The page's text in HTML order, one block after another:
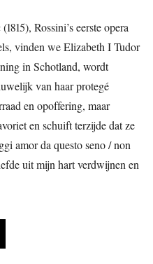
(1815), Rossini’s eerste opera
vinden we Elizabeth I Tudor
in Schotland, wordt
van haar protegé
en opoffering, maar
en schuift terzijde dat ze
amor da questo seno / non
uit mijn hart verdwijnen en